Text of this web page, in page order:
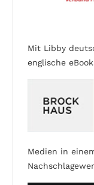
Mit Libby
englische
Medien in